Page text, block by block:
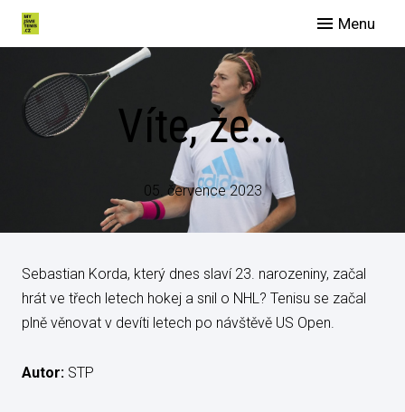
Menu
O nás
Víte, že...
05. července 2023
Sebastian Korda, který dnes slaví 23. narozeniny, začal
hrát ve třech letech hokej a snil o NHL? Tenisu se začal
plně věnovat v devíti letech po návštěvě US Open.
Autor: STP